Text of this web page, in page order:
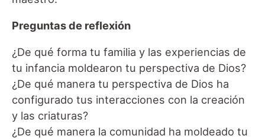
Preguntas de reflexión
¿De qué forma tu familia y las experiencias de
tu infancia moldearon tu perspectiva de Dios?
¿De qué manera tu perspectiva de Dios ha
configurado tus interacciones con la creación
y las criaturas?
¿De qué manera la comunidad ha moldeado tu